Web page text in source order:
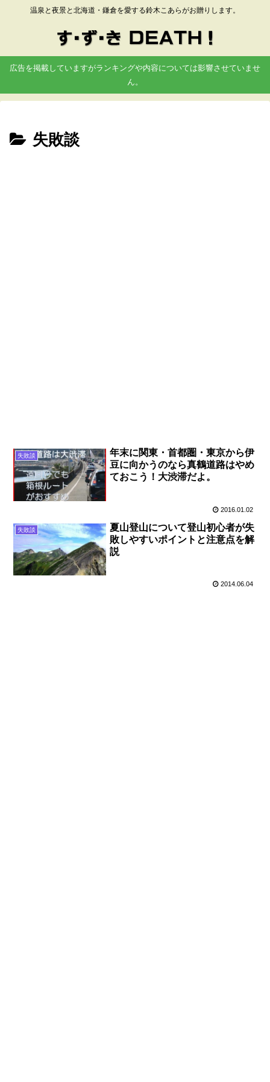
温泉と夜景と北海道・鎌倉を愛する鈴木こあらがお贈りします。
広告を掲載していますがランキングや内容については影響させていませ
ん。
失敗談
失敗談
年末に関東・首都圏・東京から伊
豆に向かうのなら真鶴道路はやめ
ておこう！大渋滞だよ。
2016.01.02
失敗談
夏山登山について登山初心者が失
敗しやすいポイントと注意点を解
説
2014.06.04